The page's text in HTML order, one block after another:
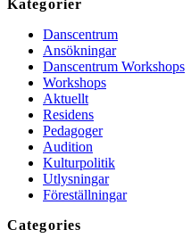
Kategorier
Danscentrum
Ansökningar
Danscentrum Workshops
Workshops
Aktuellt
Residens
Pedagoger
Audition
Kulturpolitik
Utlysningar
Föreställningar
Categories